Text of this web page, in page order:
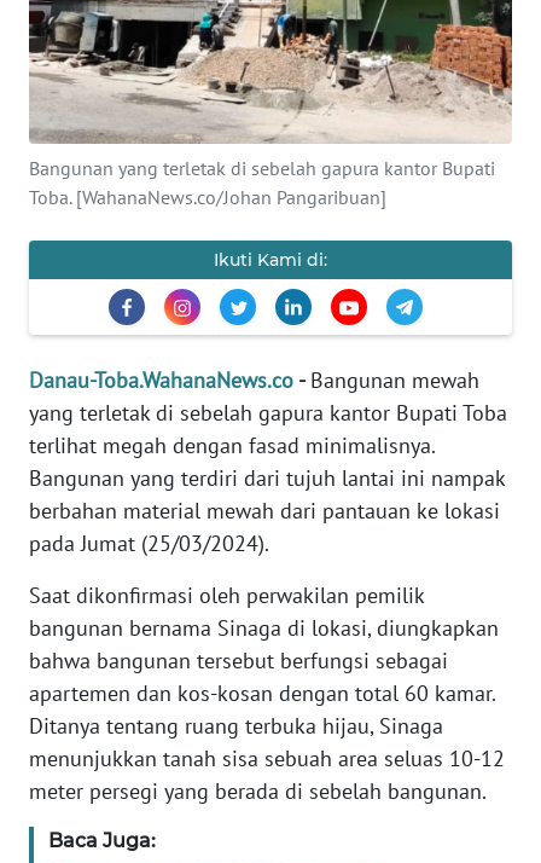
Bangunan yang terletak di sebelah gapura kantor Bupati
Toba. [WahanaNews.co/Johan Pangaribuan]
Ikuti Kami di:
Danau-Toba.WahanaNews.co -Bangunan mewah
yang terletak di sebelah gapura kantor Bupati Toba
terlihat megah dengan fasad minimalisnya.
Bangunan yang terdiri dari tujuh lantai ini nampak
berbahan material mewah dari pantauan ke lokasi
pada Jumat (25/03/2024).
Saat dikonfirmasi oleh perwakilan pemilik
bangunan bernama Sinaga di lokasi, diungkapkan
bahwa bangunan tersebut berfungsi sebagai
apartemen dan kos-kosan dengan total 60 kamar.
Ditanya tentang ruang terbuka hijau, Sinaga
menunjukkan tanah sisa sebuah area seluas 10-12
meter persegi yang berada di sebelah bangunan.
Baca Juga:
DISCLAIMER
Wahana
News
Regional
JAKARTA
WN
JABAR
WN
BANTEN
NTT
WN
KEPRI
WN
PAPUA
WN